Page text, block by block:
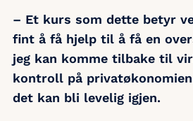
– Et kurs som dette betyr
fint å få hjelp til å få en
jeg kan komme tilbake til
kontroll på
det kan bli levelig igjen.